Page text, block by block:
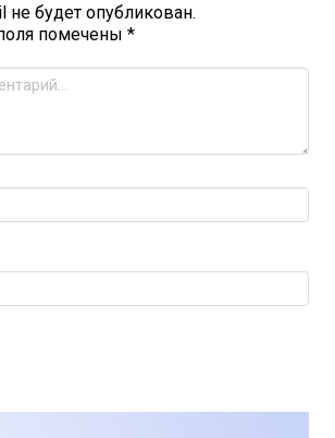
не будет опубликован.
помечены *